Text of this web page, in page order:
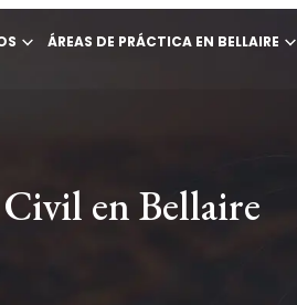
ÁREAS DE PRÁCTICA EN BELLAIRE
en Bellaire